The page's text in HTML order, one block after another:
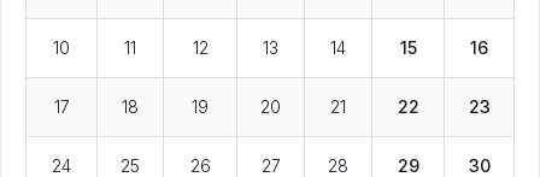
10 11 12 13 14 15 16
17 18 19 20 21 22 23
24 25 26 27 28 29 30